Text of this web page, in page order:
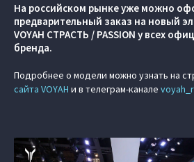
На российском рынке уже можно
предварительный заказ на новый
VOYAH СТРАСТЬ / PASSION у всех
бренда.
Подробнее о модели можно узнать на
сайта VOYAH и в телеграм-канале